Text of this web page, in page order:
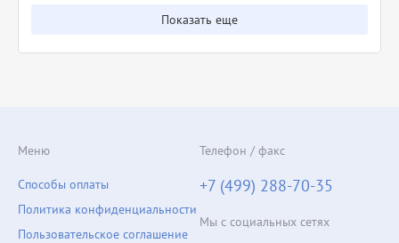
Показать еще
Меню
Способы оплаты
Политика конфиденциальности
Пользовательское соглашение
Телефон / факс
+7 (499) 288-70-35
Мы с социальных сетях